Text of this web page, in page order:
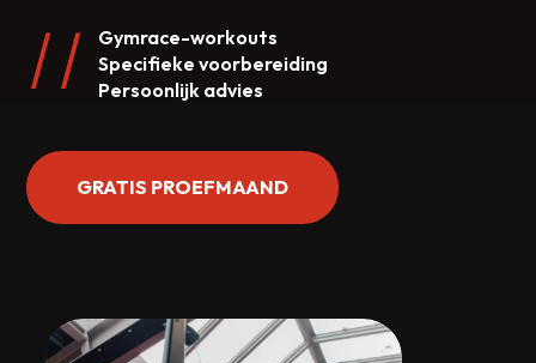
Gymrace-workouts
Specifieke voorbereiding
Persoonlijk advies
GRATIS PROEFMAAND